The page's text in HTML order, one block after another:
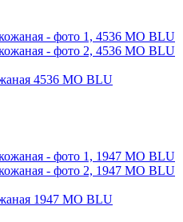
4536 MO BLU
1947 MO BLU